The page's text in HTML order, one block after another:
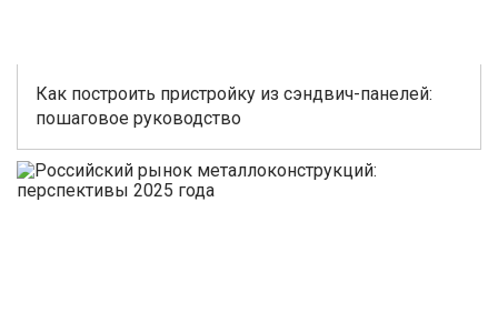
Как построить пристройку из сэндвич-панелей:
пошаговое руководство